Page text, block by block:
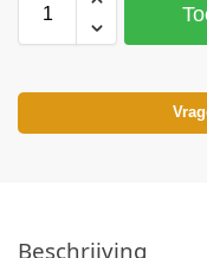
Beschrijving